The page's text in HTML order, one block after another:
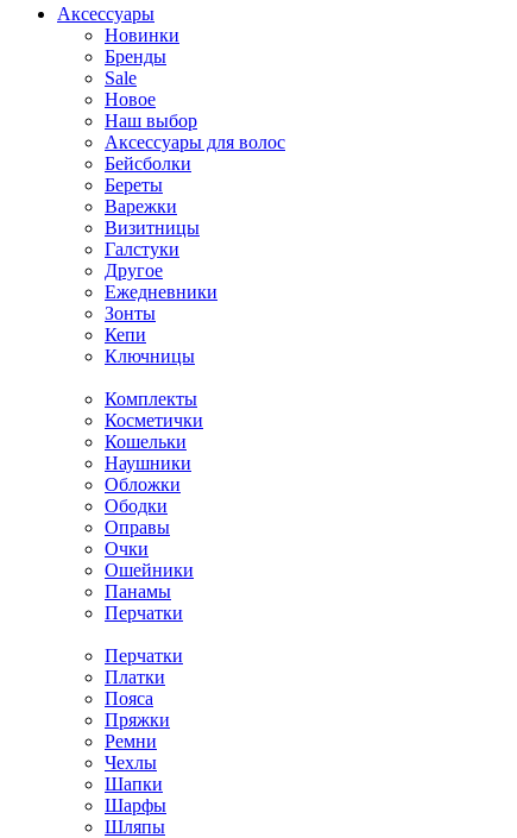
Аксессуары
Новинки
Бренды
Sale
Новое
Наш выбор
Аксессуары для волос
Бейсболки
Береты
Варежки
Визитницы
Галстуки
Другое
Ежедневники
Зонты
Кепи
Ключницы
Комплекты
Косметички
Кошельки
Наушники
Обложки
Ободки
Оправы
Очки
Ошейники
Панамы
Перчатки
Перчатки
Платки
Пояса
Пряжки
Ремни
Чехлы
Шапки
Шарфы
Шляпы